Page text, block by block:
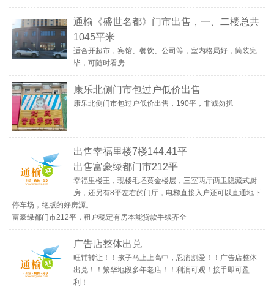
通榆《盛世名都》门市出售，一、二楼总共
1045平米
适合开超市，宾馆、餐饮、公司等，室内格局好，简装完
毕，可随时看房
康乐北侧门市包过户低价出售
康乐北侧门市包过户低价出售，190平，非诚勿扰
出售幸福里楼7楼144.41平
出售富豪绿都门市212平
幸福里楼王，现楼毛坯黄金楼层，三室两厅两卫隐藏式厨
房，还另有8平左右的门厅，电梯直接入户还可以直通地下
停车场，绝版的好房源。
富豪绿都门市212平，租户稳定有房本能贷款手续齐全
广告店整体出兑
旺铺转让！！孩子马上上高中，忍痛割爱！！广告店整体
出兑！！繁华地段多年老店！！利润可观！接手即可盈
利！